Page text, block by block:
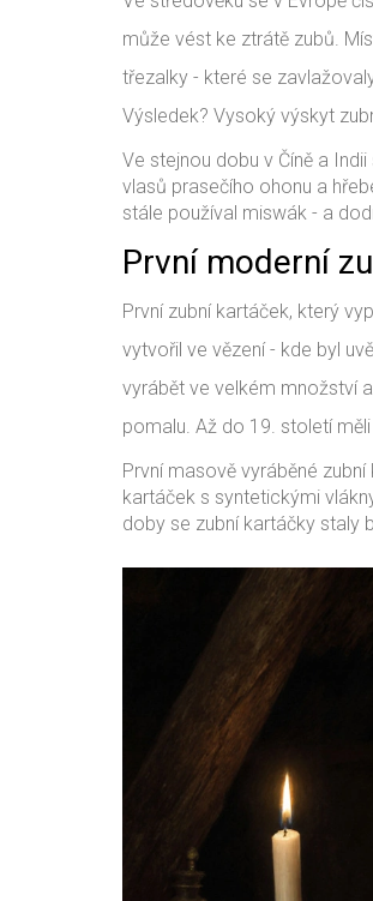
může vést ke ztrátě zubů.
třezalky - které se
Výsledek? Vysoký výskyt
Ve stejnou dobu v Číně a
vlasů prasečího ohonu a
stále používal miswák - a
První moderní
První zubní kartáček, který
vytvořil ve vězení - kde byl
vyrábět ve velkém množství
pomalu. Až do 19. století
První masově vyráběné
kartáček s syntetickými
doby se zubní kartáčky staly